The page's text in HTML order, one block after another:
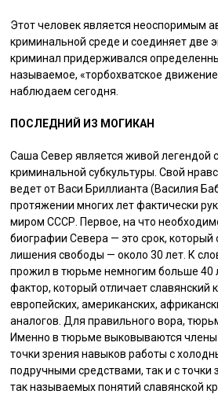
Этот человек является неоспоримым
криминальной среде и соединяет две
криминал придерживался
называемое, «торбохватское
наблюдаем сегодня.
ПОСЛЕДНИЙ ИЗ МОГИКАН
Саша Север является живой легендой
криминальной субкультуры. Свой
ведет от Васи Бриллианта (Василия
протяжении многих лет фактически
миром СССР. Первое, на что
биографии Севера — это срок, который
лишения свободы — около 30 лет. К
прожил в тюрьме немногим больше 40
фактор, который отличает славянский
европейских, американских,
аналогов. Для правильного вора,
Именно в тюрьме выковываются члены
точки зрения навыков работы с
подручными средствами, так и с
так называемых понятий славянской